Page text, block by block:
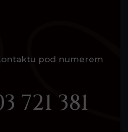
pod numerem
721 381